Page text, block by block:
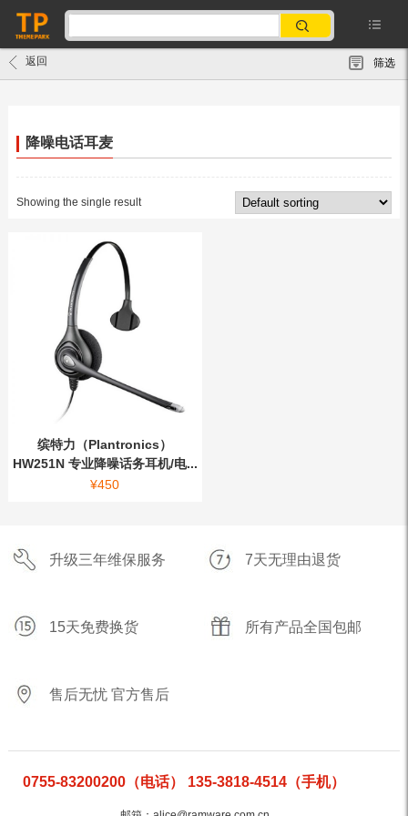
返回 筛选
降噪电话耳麦
Showing the single result
缤特力（Plantronics）
HW251N 专业降噪话务耳机/电...
¥450
升级三年维保服务 7天无理由退货
15天免费换货 所有产品全国包邮
售后无忧 官方售后
0755-83200200（电话） 135-3818-4514（手机）